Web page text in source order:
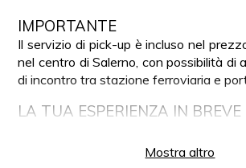
IMPORTANTE
Il servizio di pick-up è incluso nel
nel centro di Salerno, con possibilità di
di incontro tra stazione ferroviaria e
LA TUA ESPERIENZA IN BREVE
Partenza a bordo di minivan
Mostra altro